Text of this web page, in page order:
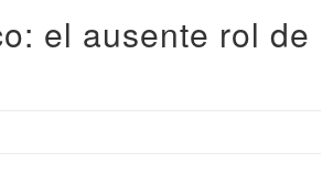
el ausente rol de